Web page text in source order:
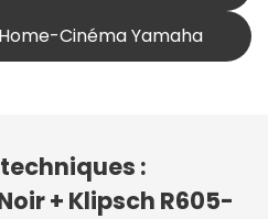
Cinéma Yamaha
:
+ Klipsch R605-